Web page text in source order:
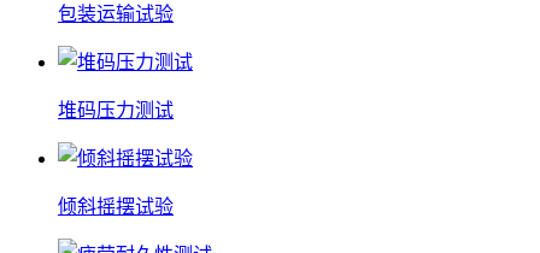
包装运输试验
堆码压力测试
倾斜摇摆试验